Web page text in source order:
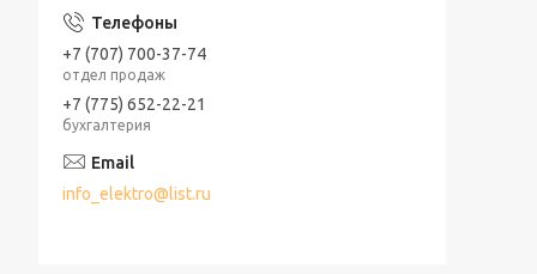
+7 (707) 700-37-74
отдел продаж
+7 (775) 652-22-21
бухгалтерия
info_elektro@list.ru